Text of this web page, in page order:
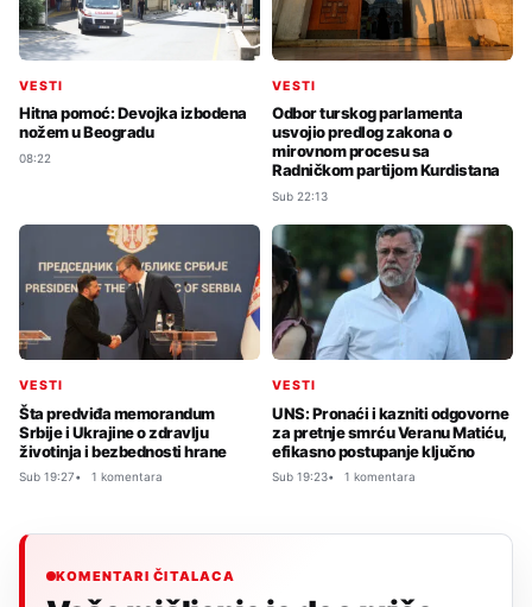
VESTI
Hitna pomoć: Devojka izbodena
nožem u Beogradu
08:22
VESTI
Odbor turskog parlamenta
usvojio predlog zakona o
mirovnom procesu sa
Radničkom partijom Kurdistana
Sub 22:13
VESTI
Šta predviđa memorandum
Srbije i Ukrajine o zdravlju
životinja i bezbednosti hrane
Sub 19:27 1 komentara
VESTI
UNS: Pronaći i kazniti odgovorne
za pretnje smrću Veranu Matiću,
efikasno postupanje ključno
Sub 19:23 1 komentara
KOMENTARI ČITALACA